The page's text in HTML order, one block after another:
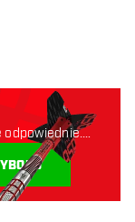
odpowiednie.